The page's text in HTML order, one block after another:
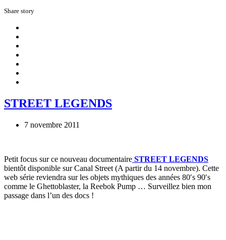
Share story
STREET LEGENDS
7 novembre 2011
Petit focus sur ce nouveau documentaire STREET LEGENDS
bientôt disponible sur Canal Street (A partir du 14 novembre). Cette
web série reviendra sur les objets mythiques des années 80′s 90′s
comme le Ghettoblaster, la Reebok Pump … Surveillez bien mon
passage dans l’un des docs !